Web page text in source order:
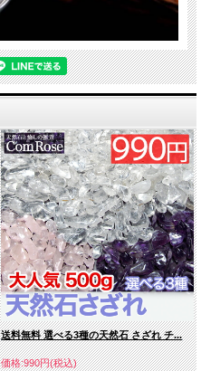
10ミリ 1,650円
14ミリ 5,610円
送料無料 選べる3種の天然石 さざれ チ...
価格:990円(税込)